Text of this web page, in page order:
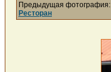
Предыдущая фотография:
Ресторан